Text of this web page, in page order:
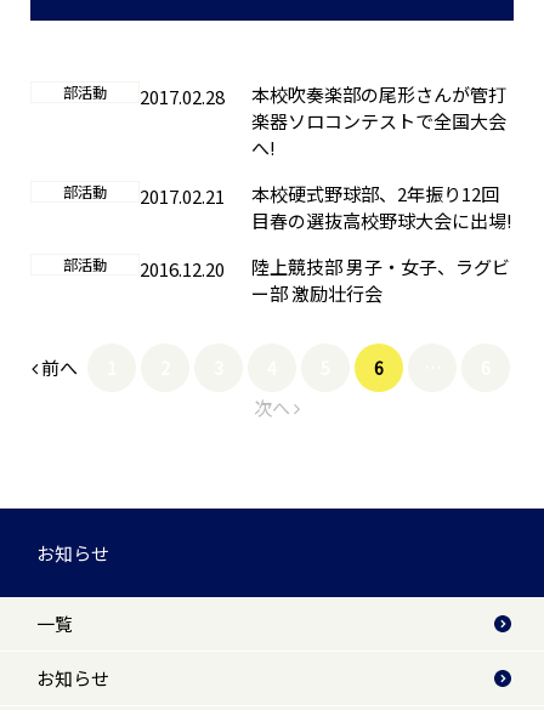
部活動 2017.02.28
本校吹奏楽部の尾形さんが管打
楽器ソロコンテストで全国大会
へ!
部活動 2017.02.21
本校硬式野球部、2年振り12回
目春の選抜高校野球大会に出場!
部活動 2016.12.20
陸上競技部 男子・女子、ラグビ
ー部 激励壮行会
前へ 6
次へ
お知らせ
一覧
お知らせ